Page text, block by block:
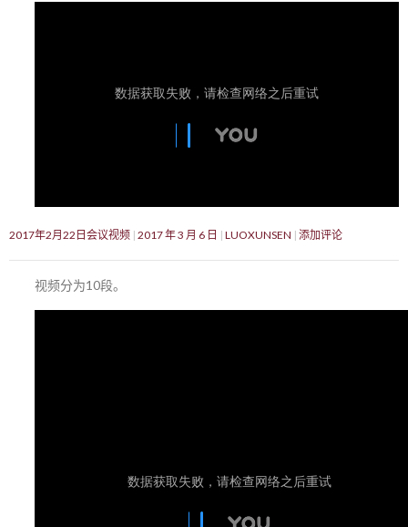
2017年2月22日会议视频 2017 年 3 月 6 日 LUOXUNSEN 添加评论
视频分为10段。